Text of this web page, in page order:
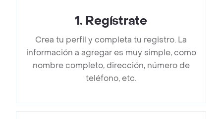
1. Regístrate
Crea tu perfil y completa tu registro. La
información a agregar es muy simple, como
nombre completo, dirección, número de
teléfono, etc.